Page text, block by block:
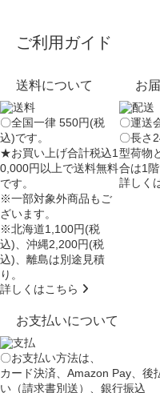
ご利用ガイド
送料について
〇全国一律 550円(税
込)です。
★お買い上げ合計税込1
0,000円以上で送料無料
です。
※一部対象外商品もご
ざいます。
※北海道1,100円(税
込)、沖縄2,200円(税
込)、離島は別途見積
り。
詳しくはこちら
お
〇運送
〇長さ
型荷物
合は1
詳しく
お支払いについて
〇お支払い方法は、
カード決済、Amazon Pay、後
い（請求書別送）、銀行振込